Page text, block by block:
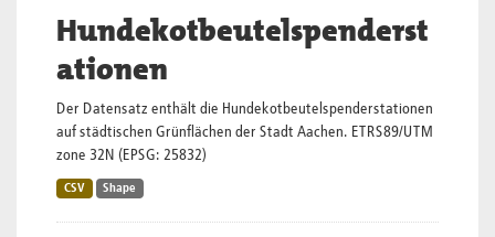
Hundekotbeutelspenderst
ationen
Der Datensatz enthält die Hundekotbeutelspenderstationen
auf städtischen Grünflächen der Stadt Aachen. ETRS89/UTM
zone 32N (EPSG: 25832)
CSV Shape